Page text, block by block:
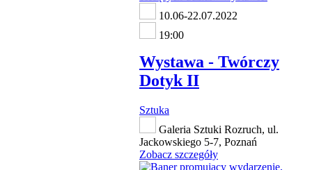
10.06-22.07.2022
19:00
Wystawa - Twórczy
Dotyk II
Sztuka
Galeria Sztuki Rozruch, ul.
Jackowskiego 5-7, Poznań
Zobacz szczegóły